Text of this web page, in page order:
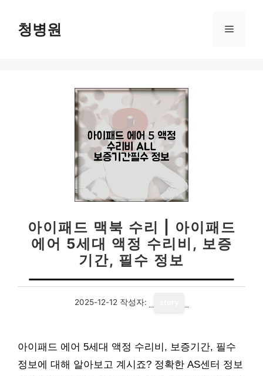
청병원 메
아이패드 맥북 수리 | 아이패드
에어 5세대 액정 수리비, 보증
기간, 필수 정보
2025-12-12 작성자:
아이패드 에어 5세대 액정 수리비, 보증기간, 필수
정보에 대해 알아보고 계시죠? 정확한 AS센터 정보